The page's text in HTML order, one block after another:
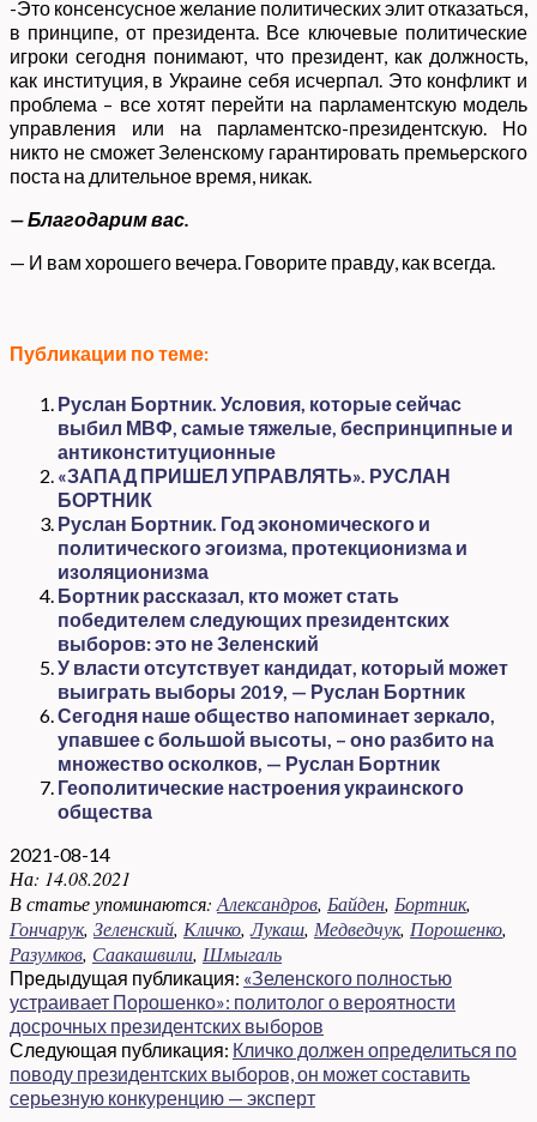
-Это консенсусное желание политических элит отказаться,
в принципе, от президента. Все ключевые политические
игроки сегодня понимают, что президент, как должность,
как институция, в Украине себя исчерпал. Это конфликт и
проблема – все хотят перейти на парламентскую модель
управления или на парламентско-президентскую. Но
никто не сможет Зеленскому гарантировать премьерского
поста на длительное время, никак.
— Благодарим вас.
— И вам хорошего вечера. Говорите правду, как всегда.
Публикации по теме:
Руслан Бортник. Условия, которые сейчас
выбил МВФ, самые тяжелые, беспринципные и
антиконституционные
«ЗАПАД ПРИШЕЛ УПРАВЛЯТЬ». РУСЛАН
БОРТНИК
Руслан Бортник. Год экономического и
политического эгоизма, протекционизма и
изоляционизма
Бортник рассказал, кто может стать
победителем следующих президентских
выборов: это не Зеленский
У власти отсутствует кандидат, который может
выиграть выборы 2019, — Руслан Бортник
Сегодня наше общество напоминает зеркало,
упавшее с большой высоты, – оно разбито на
множество осколков, — Руслан Бортник
Геополитические настроения украинского
общества
2021-08-14
На: 14.08.2021
В статье упоминаются: Александров, Байден, Бортник,
Гончарук, Зеленский, Кличко,Лукаш, Медведчук, Порошенко,
Разумков, Саакашвили, Шмыгаль
Предыдущая публикация: «Зеленского полностью
устраивает Порошенко»: политолог о вероятности
досрочных президентских выборов
Следующая публикация: Кличко должен определиться по
поводу президентских выборов, он может составить
серьезную конкуренцию — эксперт